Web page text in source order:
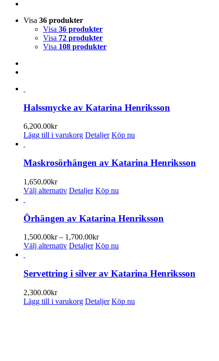
Visa 36 produkter
Visa 36 produkter
Visa 72 produkter
Visa 108 produkter
Halssmycke av Katarina Henriksson
6,200.00kr
Lägg till i varukorg Detaljer Köp nu
Maskrosörhängen av Katarina Henriksson
1,650.00kr
Välj alternativ Den
har
flera
varianter.
De
olika
kan
väljas
Detaljer Köp nu
Örhängen av Katarina Henriksson
1,500.00kr – 1,700.00krPrisintervall:
1,500.00kr
Välj alternativ Den
har
flera
De
olika
Detaljer Köp nu
Servettring i silver av Katarina Henriksson
2,300.00kr
Lägg till i varukorg Detaljer Köp nu